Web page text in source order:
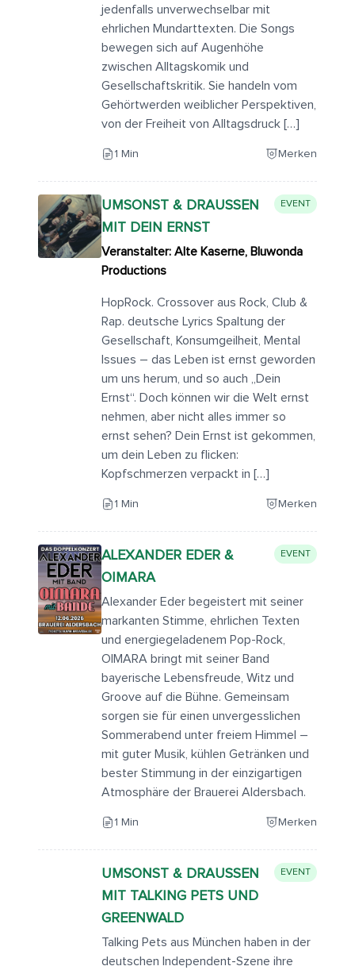
jedenfalls unverwechselbar mit
ehrlichen Mundarttexten. Die Songs
bewegen sich auf Augenhöhe
zwischen Alltagskomik und
Gesellschaftskritik. Sie handeln vom
Gehörtwerden weiblicher Perspektiven,
von der Freiheit von Alltagsdruck […]
1 Min Merken
UMSONST & DRAUSSEN M
IT DEIN ERNST
EVENT
Veranstalter: Alte Kaserne, Bluwonda
Productions
HopRock. Crossover aus Rock, Club &
Rap. deutsche Lyrics Spaltung der
Gesellschaft, Konsumgeilheit, Mental
Issues – das Leben ist ernst geworden
um uns herum, und so auch „Dein
Ernst“. Doch können wir die Welt ernst
nehmen, aber nicht alles immer so
ernst sehen? Dein Ernst ist gekommen,
um dein Leben zu flicken:
Kopfschmerzen verpackt in […]
1 Min Merken
ALEXANDER EDER &
OIMARA
EVENT
Alexander Eder begeistert mit seiner
markanten Stimme, ehrlichen Texten
und energiegeladenem Pop-Rock,
OIMARA bringt mit seiner Band
bayerische Lebensfreude, Witz und
Groove auf die Bühne. Gemeinsam
sorgen sie für einen unvergesslichen
Sommerabend unter freiem Himmel –
mit guter Musik, kühlen Getränken und
bester Stimmung in der einzigartigen
Atmosphäre der Brauerei Aldersbach.
1 Min Merken
UMSONST & DRAUSSEN M
IT TALKING PETS UND G
REENWALD
EVENT
Talking Pets aus München haben in der
deutschen Independent-Szene ihre